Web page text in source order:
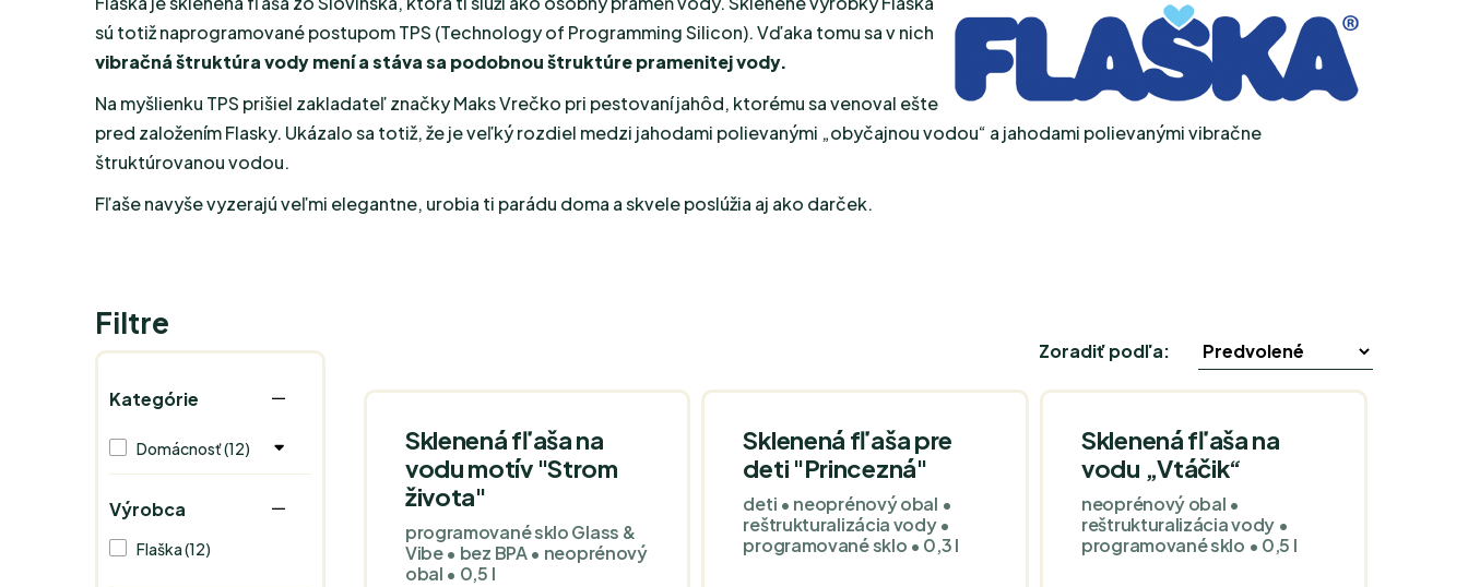
sú totiž naprogramované postupom TPS (Technology of Programming Silicon). Vďaka tomu sa v nich
vibračná štruktúra vody mení a stáva sa podobnou štruktúre pramenitej vody.
Na myšlienku TPS prišiel zakladateľ značky Maks Vrečko pri pestovaní jahôd, ktorému sa venoval ešte
pred založením Flasky. Ukázalo sa totiž, že je veľký rozdiel medzi jahodami polievanými „obyčajnou vodou“ a jahodami polievanými vibračne
štruktúrovanou vodou.
Fľaše navyše vyzerajú veľmi elegantne, urobia ti parádu doma a skvele poslúžia aj ako darček.
Filtre
Kategórie
Domácnosť (12)
Výrobca
Flaška (12)
Zoradiť podľa:
Sklenená fľaša na
vodu motív "Strom
života"
programované sklo Glass &
Vibe • bez BPA • neoprénový
obal • 0,5 l
Sklenená fľaša pre
deti "Princezná"
deti • neoprénový obal •
reštrukturalizácia vody •
programované sklo • 0,3 l
Sklenená fľaša na
vodu „Vtáčik“
neoprénový obal •
reštrukturalizácia vody •
programované sklo • 0,5 l